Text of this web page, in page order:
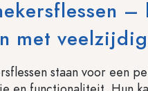
–
met
staan voor een